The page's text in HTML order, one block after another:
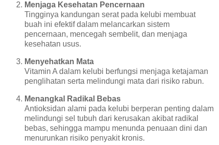
Menjaga Kesehatan Pencernaan
Tingginya kandungan serat pada kelubi membuat
buah ini efektif dalam melancarkan sistem
pencernaan, mencegah sembelit, dan menjaga
kesehatan usus.
Menyehatkan Mata
Vitamin A dalam kelubi berfungsi menjaga ketajaman
penglihatan serta melindungi mata dari risiko rabun.
Menangkal Radikal Bebas
Antioksidan alami pada kelubi berperan penting dalam
melindungi sel tubuh dari kerusakan akibat radikal
bebas, sehingga mampu menunda penuaan dini dan
menurunkan risiko penyakit kronis.